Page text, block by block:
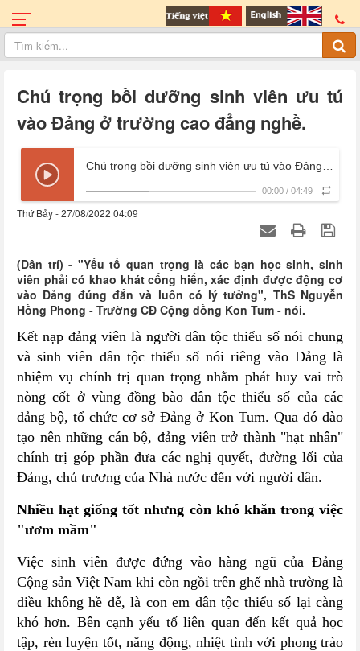
Chú trọng bồi dưỡng sinh viên ưu tú
vào Đảng ở trường cao đẳng nghề.
00:00 / 04:49
Thứ Bảy - 27/08/2022 04:09
(Dân trí) - "Yếu tố quan trọng là các bạn học sinh, sinh
viên phải có khao khát cống hiến, xác định được động cơ
vào Đảng đúng đắn và luôn có lý tưởng", ThS Nguyễn
Hồng Phong - Trường CĐ Cộng đồng Kon Tum - nói.
Kết nạp đảng viên là người dân tộc thiểu số nói chung
và sinh viên dân tộc thiểu số nói riêng vào Đảng là
nhiệm vụ chính trị quan trọng nhằm phát huy vai trò
nòng cốt ở vùng đồng bào dân tộc thiểu số của các
đảng bộ, tổ chức cơ sở Đảng ở Kon Tum. Qua đó đào
tạo nên những cán bộ, đảng viên trở thành "hạt nhân"
chính trị góp phần đưa các nghị quyết, đường lối của
Đảng, chủ trương của Nhà nước đến với người dân.
Nhiều hạt giống tốt nhưng còn khó khăn trong việc
"ươm mầm"
Việc sinh viên được đứng vào hàng ngũ của Đảng
Cộng sản Việt Nam khi còn ngồi trên ghế nhà trường là
điều không hề dễ, là con em dân tộc thiểu số lại càng
khó hơn. Bên cạnh yếu tố liên quan đến kết quả học
tập, rèn luyện tốt, năng động, nhiệt tình với phong trào